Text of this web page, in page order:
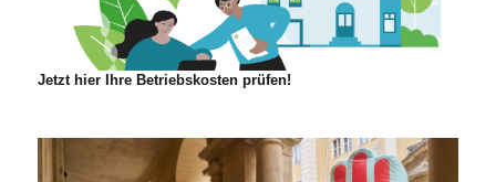
Jetzt hier Ihre Betriebskosten prüfen!